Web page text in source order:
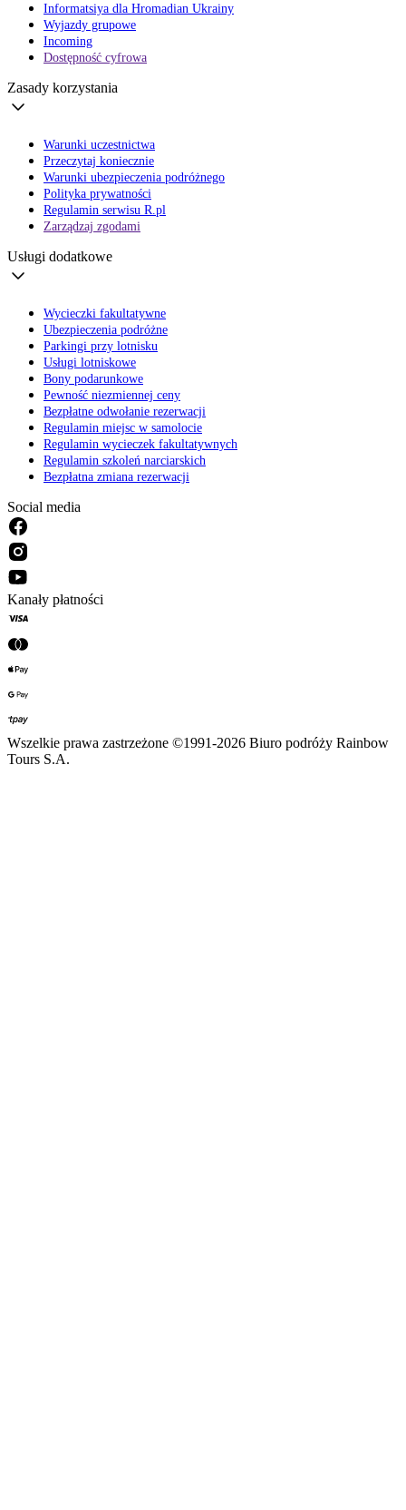
Informatsiya dla Hromadian Ukrainy
Wyjazdy grupowe
Incoming
Dostępność cyfrowa
Zasady korzystania
Warunki uczestnictwa
Przeczytaj koniecznie
Warunki ubezpieczenia podróżnego
Polityka prywatności
Regulamin serwisu R.pl
Zarządzaj zgodami
Usługi dodatkowe
Wycieczki fakultatywne
Ubezpieczenia podróżne
Parkingi przy lotnisku
Usługi lotniskowe
Bony podarunkowe
Pewność niezmiennej ceny
Bezpłatne odwołanie rezerwacji
Regulamin miejsc w samolocie
Regulamin wycieczek fakultatywnych
Regulamin szkoleń narciarskich
Bezpłatna zmiana rezerwacji
Social media
Kanały płatności
Wszelkie prawa zastrzeżone ©1991-2026 Biuro podróży Rainbow
Tours S.A.